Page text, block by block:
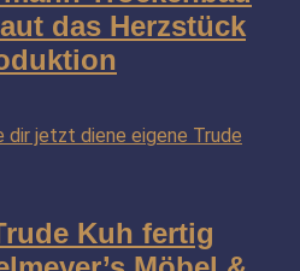
das Herzstück
Kuh fertig